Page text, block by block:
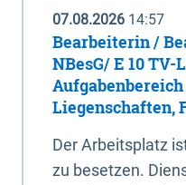
07.08.2026 14:57
Bearbeiterin /
NBesG/ E 10 TV-
Liegenschaften,
Der Arbeitsplatz
zu besetzen.